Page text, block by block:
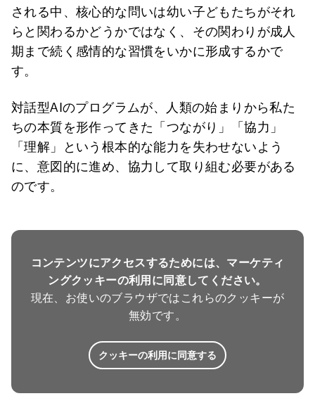
される中、核心的な問いは幼い子どもたちがそれ
らと関わるかどうかではなく、その関わりが成人
期まで続く感情的な習慣をいかに形成するかで
す。
対話型AIのプログラムが、人類の始まりから私た
ちの本質を形作ってきた「つながり」「協力」
「理解」という根本的な能力を失わせないよう
に、意図的に進め、協力して取り組む必要がある
のです。
コンテンツにアクセスするためには、マーケティ
ングクッキーの利用に同意してください。
現在、お使いのブラウザではこれらのクッキーが
無効です。
クッキーの利用に同意する